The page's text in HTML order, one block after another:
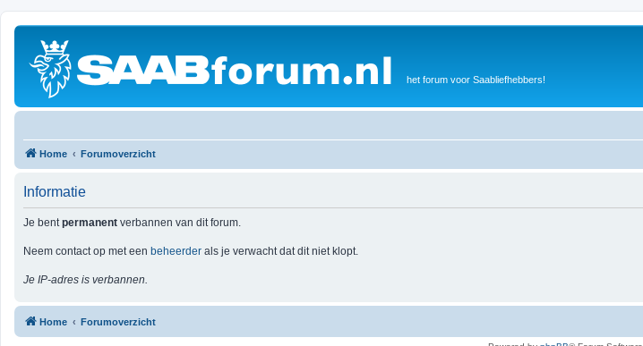
het forum voor Saabliefhebbers!
Home Forumoverzicht
Informatie
Je bentpermanent verbannen van dit forum.
Neem contact op met een beheerder als je verwacht dat dit niet klopt.
Je IP-adres is verbannen.
Home Forumoverzicht